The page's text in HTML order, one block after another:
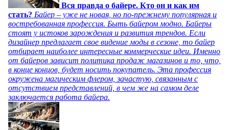
Вся правда о байере. Кто он и как им
стать? Байер – уже не новая, но по-прежнему популярная и
востребованная профессия. Быть байером модно. Байеры
стоят у истоков зарождения и развития трендов. Если
дизайнер предлагает свое видение моды в сезоне, то байер
отбирает наиболее интересные коммерческие идеи. Именно
от байеров зависит политика продаж магазинов и то, что,
в конце концов, будет носить покупатель. Эта профессия
окружена магическим флером, зачастую, связанным с
отсутствием представлений, в чем же на самом деле
заключается работа байера.